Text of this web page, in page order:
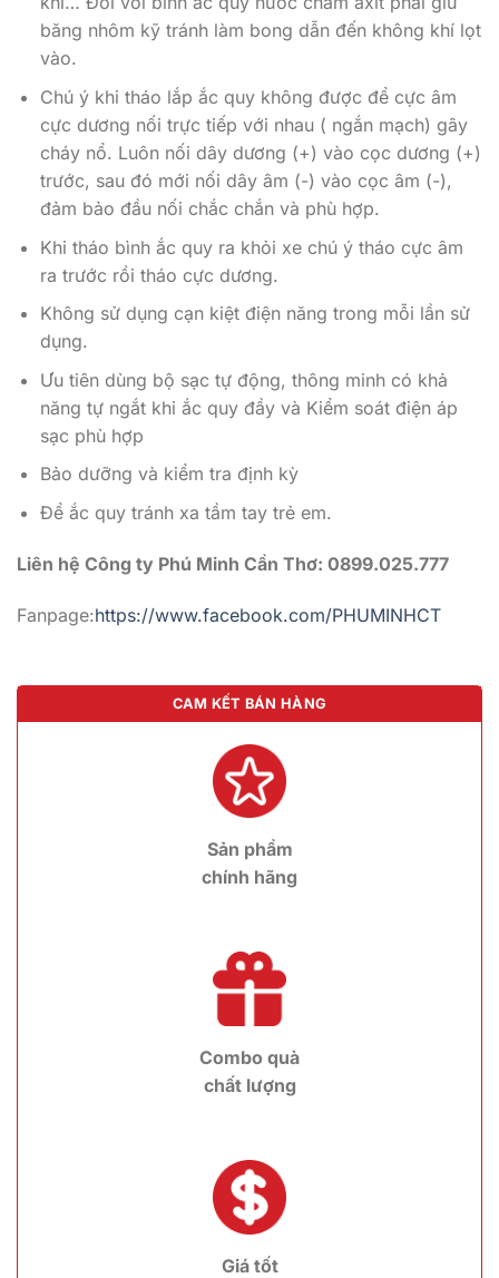
băng nhôm kỹ tránh làm bong dẫn đến không khí lọt
vào.
Chú ý khi tháo lắp ắc quy không được để cực âm
cực dương nối trực tiếp với nhau ( ngắn mạch) gây
cháy nổ. Luôn nối dây dương (+) vào cọc dương (+)
trước, sau đó mới nối dây âm (-) vào cọc âm (-),
đảm bảo đầu nối chắc chắn và phù hợp.
Khi tháo bình ắc quy ra khỏi xe chú ý tháo cực âm
ra trước rồi tháo cực dương.
Không sử dụng cạn kiệt điện năng trong mỗi lần sử
dụng.
Ưu tiên dùng bộ sạc tự động, thông minh có khả
năng tự ngắt khi ắc quy đầy và Kiểm soát điện áp
sạc phù hợp
Bảo dưỡng và kiểm tra định kỳ
Để ắc quy tránh xa tầm tay trẻ em.
Liên hệ Công ty Phú Minh Cần Thơ: 0899.025.777
Fanpage:https://www.facebook.com/PHUMINHCT
CAM KẾT BÁN HÀNG
Sản phẩm
chính hãng
Combo quà
chất lượng
Giá tốt